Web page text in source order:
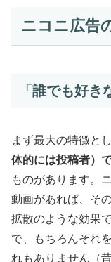
ニコニ広告
「誰でも好き
まず最大の特徴とし
体的には投稿者）
ものがあります。
動画があれば、そ
拡散のような効果
で、もちろんそれ
れもありません（